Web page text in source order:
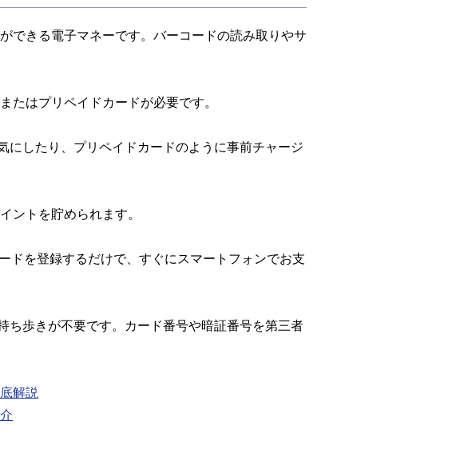
できる電子マネーです。バーコードの読み取りやサ
たはプリペイドカードが必要です。
にしたり、プリペイドカードのように事前チャージ
ントを貯められます。
を登録するだけで、すぐにスマートフォンでお支
ち歩きが不要です。カード番号や暗証番号を第三者
解説